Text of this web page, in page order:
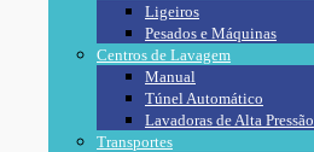
Ligeiros
Pesados e Máquinas
Centros de Lavagem
Manual
Túnel Automático
Lavadoras de Alta Pressão
Transportes